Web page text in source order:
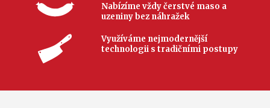
Nabízíme vždy čerstvé maso a
uzeniny bez náhražek
Využíváme nejmodernější
technologii s tradičními postupy